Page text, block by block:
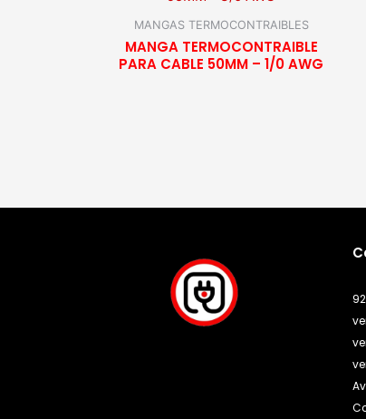
MANGAS TERMOCONTRAIBLES
MANGA TERMOCONTRAIBLE
PARA CABLE 50MM – 1/0 AWG